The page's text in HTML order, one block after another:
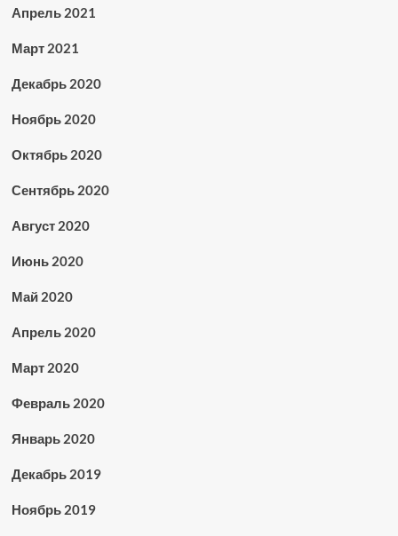
Апрель 2021
Март 2021
Декабрь 2020
Ноябрь 2020
Октябрь 2020
Сентябрь 2020
Август 2020
Июнь 2020
Май 2020
Апрель 2020
Март 2020
Февраль 2020
Январь 2020
Декабрь 2019
Ноябрь 2019